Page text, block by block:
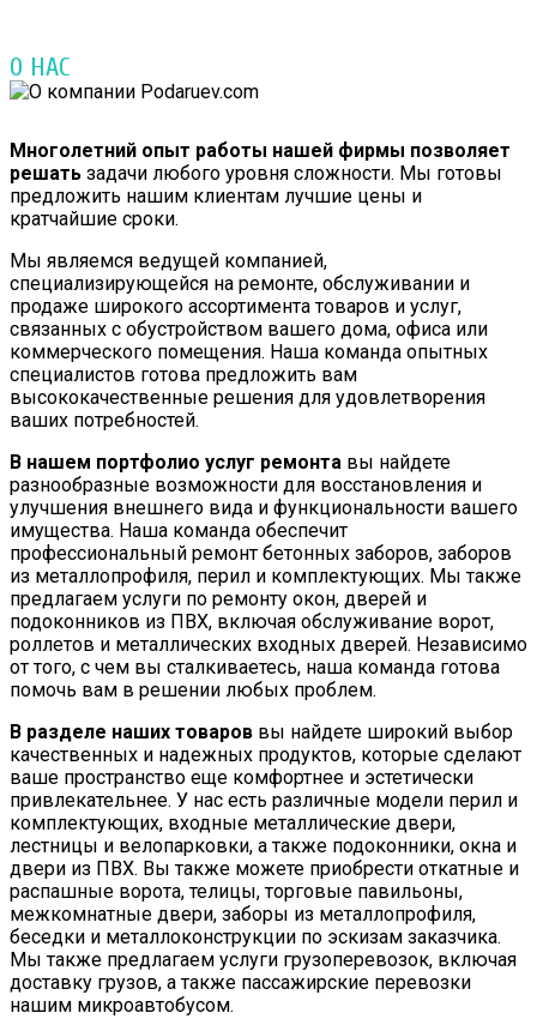
О НАС
Многолетний опыт работы нашей фирмы позволяет
решать задачи любого уровня сложности. Мы готовы
предложить нашим клиентам лучшие цены и
кратчайшие сроки.
Мы являемся ведущей компанией,
специализирующейся на ремонте, обслуживании и
продаже широкого ассортимента товаров и услуг,
связанных с обустройством вашего дома, офиса или
коммерческого помещения. Наша команда опытных
специалистов готова предложить вам
высококачественные решения для удовлетворения
ваших потребностей.
В нашем портфолио услуг ремонта вы найдете
разнообразные возможности для восстановления и
улучшения внешнего вида и функциональности вашего
имущества. Наша команда обеспечит
профессиональный ремонт бетонных заборов, заборов
из металлопрофиля, перил и комплектующих. Мы также
предлагаем услуги по ремонту окон, дверей и
подоконников из ПВХ, включая обслуживание ворот,
роллетов и металлических входных дверей. Независимо
от того, с чем вы сталкиваетесь, наша команда готова
помочь вам в решении любых проблем.
В разделе наших товаров вы найдете широкий выбор
качественных и надежных продуктов, которые сделают
ваше пространство еще комфортнее и эстетически
привлекательнее. У нас есть различные модели перил и
комплектующих, входные металлические двери,
лестницы и велопарковки, а также подоконники, окна и
двери из ПВХ. Вы также можете приобрести откатные и
распашные ворота, телицы, торговые павильоны,
межкомнатные двери, заборы из металлопрофиля,
беседки и металлоконструкции по эскизам заказчика.
Мы также предлагаем услуги грузоперевозок, включая
доставку грузов, а также пассажирские перевозки
нашим микроавтобусом.